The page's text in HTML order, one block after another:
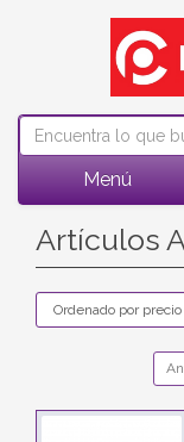
Menú
Artículos